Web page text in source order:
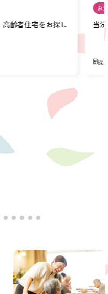
齢者住宅をお探し
お
当
採